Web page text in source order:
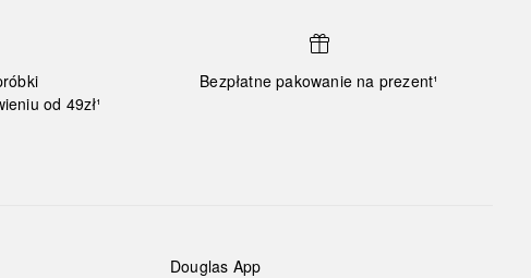
od 49zł¹
Bezpłatne pakowanie na prezent¹
Douglas App